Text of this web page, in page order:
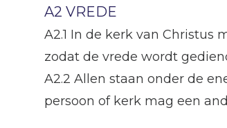
A2 VREDE
A2.1 In de kerk van Christus
zodat de vrede wordt
A2.2 Allen staan onder de
persoon of kerk mag een